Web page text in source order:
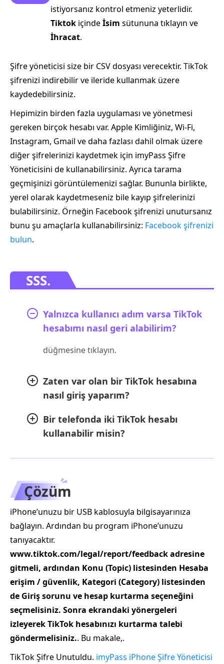
istiyorsanız kontrol etmeniz yeterlidir.
Tiktok içindeİsim sütununa tıklayın ve
İhracat.
Şifre yöneticisi size bir CSV dosyası verecektir. TikTok
şifrenizi indirebilir ve ileride kullanmak üzere
kaydedebilirsiniz.
Hepimizin birden fazla uygulaması ve yönetmesi
gereken birçok hesabı var. Apple Kimliğiniz, Wi-Fi,
Instagram, Gmail ve daha fazlası dahil olmak üzere
diğer şifrelerinizi kaydetmek için imyPass Şifre
Yöneticisini de kullanabilirsiniz. Ayrıca tarama
geçmişinizi görüntülemenizi sağlar. Bununla birlikte,
yerel olarak kaydetmeseniz bile kayıp şifrelerinizi
bulabilirsiniz. Örneğin Facebook şifrenizi unutursanız
bunu şu amaçlarla kullanabilirsiniz: Facebook şifrenizi
bulun.
SSS.
Yalnızca kullanıcı adım varsa TikTok
hesabımı nasıl geri alabilirim?
düğmesine tıklayın.
Zaten var olan bir TikTok hesabına
nasıl giriş yaparım?
Bir telefonda iki TikTok hesabı
kullanabilir misin?
Çözüm
iPhone’unuzu bir USB kablosuyla bilgisayarınıza
bağlayın. Ardından bu program iPhone’unuzu
tanıyacaktır.
www.tiktok.com/legal/report/feedback adresine
gitmeli, ardından Konu (Topic) listesinden Hesaba
erişim / güvenlik, Kategori (Category) listesinden
de Giriş sorunu ve hesap kurtarma seçeneğini
seçmelisiniz. Sonra ekrandaki yönergeleri
izleyerek TikTok hesabınızı kurtarma talebi
göndermelisiniz.. Bu makale,.
TikTok Şifre Unutuldu. imyPass iPhone Şifre Yöneticisi